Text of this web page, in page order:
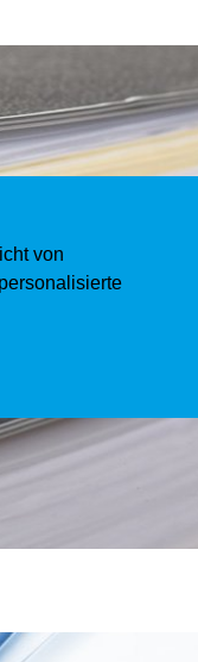
von